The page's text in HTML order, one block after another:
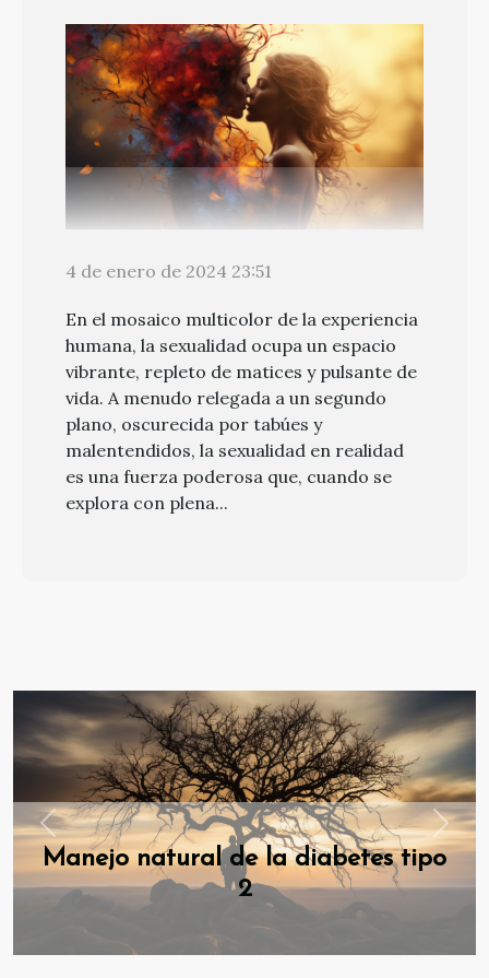
4 de enero de 2024 23:51
En el mosaico multicolor de la experiencia
humana, la sexualidad ocupa un espacio
vibrante, repleto de matices y pulsante de
vida. A menudo relegada a un segundo
plano, oscurecida por tabúes y
malentendidos, la sexualidad en realidad
es una fuerza poderosa que, cuando se
explora con plena...
Manejo natural de la diabetes tipo
2
Previous Next